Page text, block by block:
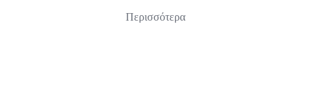
Περισσότερα